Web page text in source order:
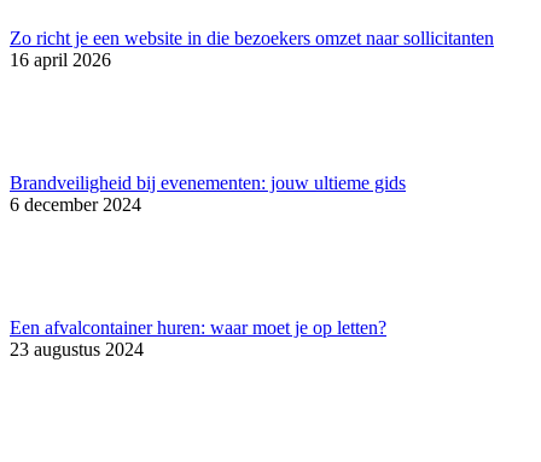
Zo richt je een website in die bezoekers omzet naar sollicitanten
16 april 2026
Brandveiligheid bij evenementen: jouw ultieme gids
6 december 2024
Een afvalcontainer huren: waar moet je op letten?
23 augustus 2024